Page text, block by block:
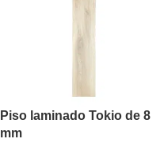
Piso laminado Tokio de 8
mm